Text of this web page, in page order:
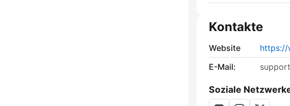
Kontakte
Website
https://
E-Mail:
Soziale